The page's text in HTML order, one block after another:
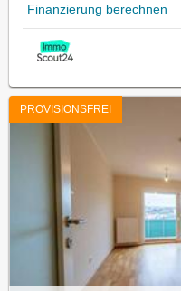
Finanzierung berechnen
PROVISIONSFREI